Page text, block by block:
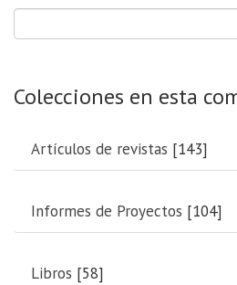
Colecciones en esta
Artículos de revistas [143]
Informes de Proyectos [104]
Libros [58]